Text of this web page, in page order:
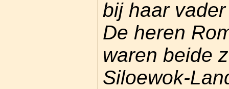
bij haar
De heren
waren beide
Siloewok-